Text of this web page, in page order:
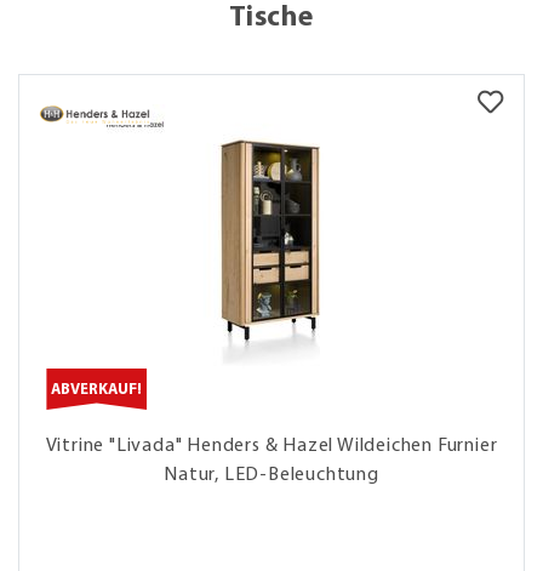
Tische
ABVERKAUF!
Vitrine "Livada" Henders & Hazel Wildeichen Furnier
Natur, LED-Beleuchtung